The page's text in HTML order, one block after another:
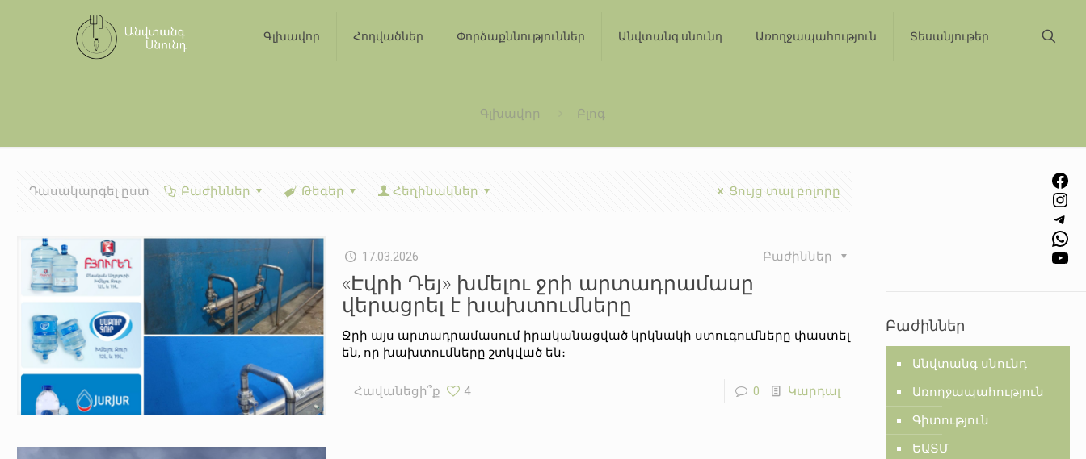
Գլխավոր Հոդվածներ Փորձաքննություններ Անվտանգ սնունդ Առողջապահություն Տեսանյութեր
Գլխավոր Բլոգ
Դասակարգել ըստ Բաժիններ Թեգեր Հեղինակներ Ցույց տալ բոլորը
17.03.2026 Բաժիններ
«Էվրի Դեյ» խմելու ջրի արտադրամասը
վերացրել է խախտումները
Ջրի այս արտադրամասում իրականացված կրկնակի ստուգումները փաստել
են, որ խախտումները շտկված են։
Հավանեցի՞ք 4 0 Կարդալ
Facebook
Instagram
Telegram
WhatsApp
YouTube
Բաժիններ
Անվտանգ սնունդ
Առողջապահություն
Գիտություն
ԵԱՏՄ